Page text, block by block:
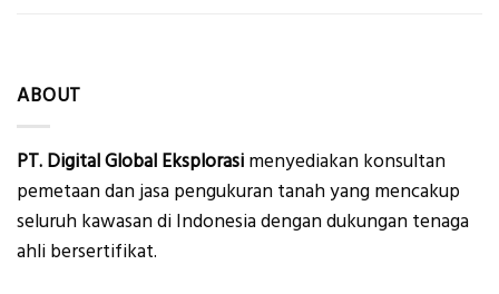
ABOUT
PT. Digital Global Eksplorasi menyediakan konsultan
pemetaan dan jasa pengukuran tanah yang mencakup
seluruh kawasan di Indonesia dengan dukungan tenaga
ahli bersertifikat.